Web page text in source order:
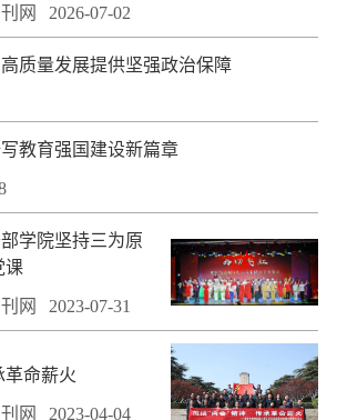
网 2026-07-02
质量发展提供坚强政治保障
教育强国建设新篇章
学院坚持三为原
课
网 2023-07-31
革命薪火
网 2023-04-04